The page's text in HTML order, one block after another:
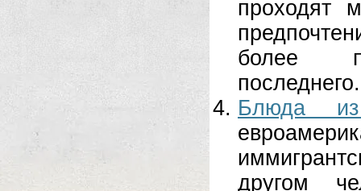
проходят
более
Блюда
другом